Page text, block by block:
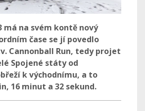
má na svém kontě nový
čase se jí povedlo
Cannonball Run, tedy projet
Spojené státy od
k východnímu, a to
16 minut a 32 sekund.